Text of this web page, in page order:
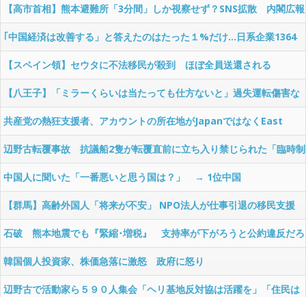
い」…永住許可厳格化で「日本離れ」か
【高市首相】熊本避難所「3分間」しか視察せず？SNS拡散 内閣広報
官「51分間」だと否定
｢中国経済は改善する」と答えたのはたった１%だけ…日系企業1364
社が吐露「中国ビジネスはもう大変」
【スペイン領】セウタに不法移民が殺到 ほぼ全員送還される
【八王子】「ミラーくらいは当たっても仕方ないと」過失運転傷害な
どの疑いで韓国籍の宋竜巳容疑者を再逮捕 男女6人負傷 警視庁
共産党の熱狂支援者、アカウントの所在地がJapanではなくEast
Asiaな件
辺野古転覆事故 抗議船2隻が転覆直前に立ち入り禁じられた「臨時制
限区域」に侵入していた・・・
中国人に聞いた「一番悪いと思う国は？」 → 1位中国
【群馬】高齢外国人「将来が不安」 NPO法人が仕事引退の移民支援
石破 熊本地震でも『緊縮･増税』 支持率が下がろうと公約違反だろ
うと増税を！
韓国個人投資家、株価急落に激怒 政府に怒り
辺野古で活動家ら５９０人集会「ヘリ基地反対協は活躍を」「住民は